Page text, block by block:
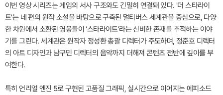
이번 영상 시리즈는 게임의 서사 구조와도 긴밀히 연결돼 있다. '더 스타라이
트'는 네 편의 원작 소설을 바탕으로 구축된 멀티버스 세계관을 중심으로, 다양
한 차원에서 소환된 영웅들이 '스타라이트'라는 신비한 존재를 추적하는 이야
기를 그린다. 세계관은 원작자 정성환 총괄 디렉터가 주도하며, 정준호 디렉터
의 아트 디자인과 남구민 디렉터의 음악까지 더해져 콘텐츠 전반에 깊이를 부
여한다.
특히 언리얼 엔진 5로 구현된 고품질 그래픽, 실시간으로 이어지는 에피소드